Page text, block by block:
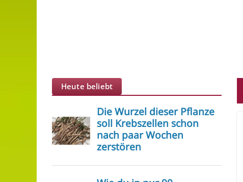
Heute beliebt